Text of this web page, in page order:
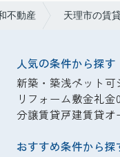
不動産 天理市の賃
人気の条件から探す
新築・築浅ペット可
リフォーム敷金礼金
分譲賃貸戸建賃貸オ
おすすめ条件から探